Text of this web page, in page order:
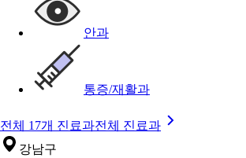
안과
통증/재활과
전체 17개 진료과전체 진료과
강남구